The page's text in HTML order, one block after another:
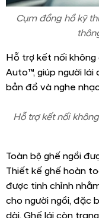
Cụm đồng hồ kỹ
Hỗ trợ kết nối không
Auto™, giúp người
bản đồ và nghe